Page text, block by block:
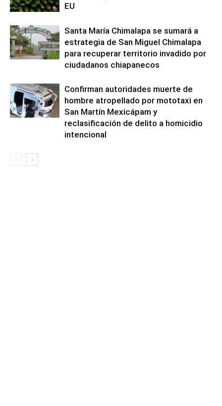
EU
Santa María Chimalapa se sumará a
estrategia de San Miguel Chimalapa
para recuperar territorio invadido por
ciudadanos chiapanecos
Confirman autoridades muerte de
hombre atropellado por mototaxi en
San Martín Mexicápam y
reclasificación de delito a homicidio
intencional